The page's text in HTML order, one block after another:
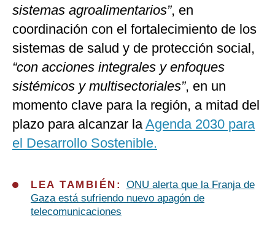
sistemas agroalimentarios”, en
coordinación con el fortalecimiento de los
sistemas de salud y de protección social,
“con acciones integrales y enfoques
sistémicos y multisectoriales”, en un
momento clave para la región, a mitad del
plazo para alcanzar laAgenda 2030 para
el Desarrollo Sostenible.
LEA TAMBIÉN: ONU alerta que la Franja de
Gaza está sufriendo nuevo apagón de
telecomunicaciones